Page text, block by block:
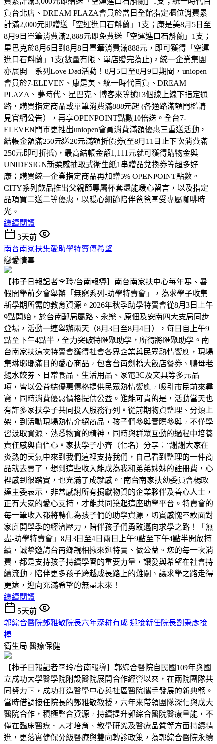
貨台北店、DREAM PLAZA會員於當日全館指定櫃位消費累
計滿2,000元即贈送「空運進口石斛蘭」1支；康是美8月5日至
8月9日單筆消費滿2,888元即免費送「空運進口石斛蘭」1支；
星巴克於8月6日到8月8日單筆消費滿888元，即可獲得「空運
進口石斛蘭」1支(數量有限、單店贈完為止)。統一企業集團
亦展開一系列Love Dad活動！8月5日至8月9日期間，uniopen
會員於7-ELEVEN、康是美、統一時代百貨、DREAM
PLAZA、夢時代、星巴克、博客來等逾13個線上線下指定通
路，購買指定商品或單筆消費滿888元起 (各通路滿額門檻請
見官網公告），再享OPENPOINT點數10倍送。全台7-
ELEVEN門市更推出uniopen會員消費滿額優惠三重送活動，
結帳金額滿250元送20元滿額折價券(至8月11日止下次消費滿
250元即可折抵)，最高結帳金額1,111元就可獲得購物金與
UNIDESIGN新柔感抽取式衛生紙1串贈品兌換券等超多好
康；購買統一企業指定商品再加贈5% OPENPOINT點數。
CITY系列飲品推出父親節專屬杯套還能暖心留言，以及指定
品項買二送二等優惠，以暖心細節陪伴爸爸享受專屬咖啡時
光。
繼續閱讀
3天前
南台南家扶集愛助學特賣傳希望
戀愛情事
【柿子日報記者李玲/台南報導】南台南家扶中心每年寒、暑
假開學前夕會舉辦「無窮系列-助學特賣會」，為求學子收集
新學期所需的教育資源。2026年秋季助學特賣會從8月3日上午
9點開始，於台南郵局屬路、永樂、原佃及安南四大支局同步
登場，活動一連舉辦兩天（8月3日至8月4日），每日自上午9
點至下午4點半，全力突破特匯聚助學，所得將匯聚助學。南
台南家扶這次特賣會獲得社會各界企業與民眾熱情響應，現場
集琳瑯瑯滿目的愛心商品，包含台南劍橋大飯店餐券、鴨母老
撾水餃券、日常食品、生活用品、家電3C及文具等多元品
項，皆以公益結優惠價格提供民眾熱情響應，吸引市民前來尋
寶，同時消費優惠價格提供公益。難能可貴的是，活動當天也
有許多家扶學子共同投入服務行列。從前期物資整理、分類上
架，到活動現場熱情介紹商品，孩子們參與實際參與，不僅學
習汲取資源、熟悉物資的精神，同時與群眾互動的過程中培養
責任感與自信心。家扶學子小齊（化名）分享：“謝謝大家在
炎熱的天氣中來到我們這裡支持我們，自己看到整理的一件商
品就去賣了，想到這些收入能成為我和弟弟妹妹的註冊費，心
裡感到很踏實，也充滿了成就感。”南台南家扶幼委員會楊政
達主委表示，非常感謝所有捐獻物資的企業夥伴及善心人士，
正有大家的愛心支持，才能共同築起這座助學平台。特賣會的
每一筆收入都將轉化為孩子們的助學資源，切實感愧不敢面對
家庭開學季的經濟壓力，陪伴孩子們勇敢邁向求學之路！「無
盡-助學特賣會」8月3日至4日兩日上午9點至下午4點半開放持
續，誠摯邀請台南鄉親相揪來逛特賣、做公益。您的每一次消
費，都是支持孩子持續學習的重要力量，讓愛與希望在社會持
續流動，陪伴更多孩子跨越成長路上的難關、讓求學之路走得
更遠，迎向充滿希望的無盡未來！
繼續閱讀
5天前
郭綜合醫院鄭雅敏院長六年深耕有成 迎接新任院長劉秉彥接
棒
衛生局 醫療保健
【柿子日報記者李玲/台南報導】郭綜合醫院自民國109年與國
立成功大學醫學院附設醫院展開合作經營以來，在兩院團隊共
同努力下，成功打造醫學中心與社區醫院攜手發展的新典範。
當時借調接任院長的鄭雅敏教授，六年來帶領團隊深化與成大
醫院合作，積極整合資源，持續提升郭綜合醫院醫療量能，不
僅在臨床醫療、人才培育、教學研究及醫療品質等方面持續精
進，更落實健保分級醫療與雙向轉診政策，為郭綜合醫院永續